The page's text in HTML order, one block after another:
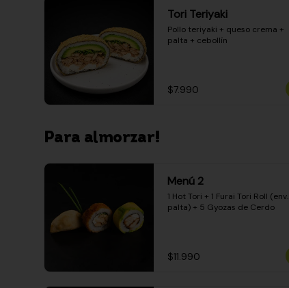
Tori Teriyaki
Pollo teriyaki + queso crema +
palta + cebollín
$7.990
Para almorzar!
Menú 2
1 Hot Tori + 1 Furai Tori Roll (env.
palta) + 5 Gyozas de Cerdo
$11.990